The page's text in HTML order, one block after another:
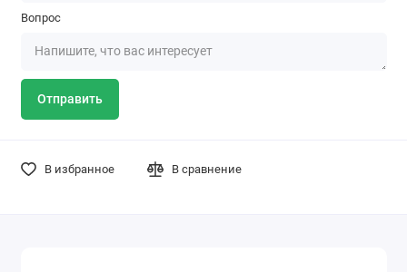
Вопрос
Отправить
В избранное В сравнение